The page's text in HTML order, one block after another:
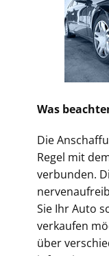
Was
Die
Regel mit
verbunden.
Sie Ihr Auto
verkaufen
über